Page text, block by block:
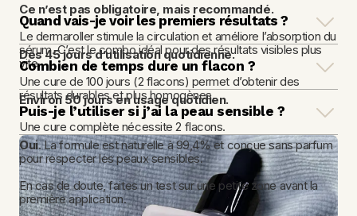
Ce n’est pas obligatoire, mais recommandé.
Le dermaroller stimule la circulation et améliore l’absorption du
sérum. C’est le combo idéal pour des résultats visibles plus
vite.
Quand vais-je voir les premiers résultats ?
Dès 45 jours d’utilisation quotidienne.
Une cure de 100 jours (2 flacons) permet d’obtenir des
résultats durables et plus homogènes.
Combien de temps dure un flacon ?
Environ 50 jours en usage quotidien.
Une cure complète nécessite 2 flacons.
Puis-je l’utiliser si j’ai la peau sensible ?
Oui. La formule est naturelle à 99,4% et conçue sans parfum
pour respecter les peaux sensibles.
En cas de doute, faites un test sur une petite zone avant la
première application.